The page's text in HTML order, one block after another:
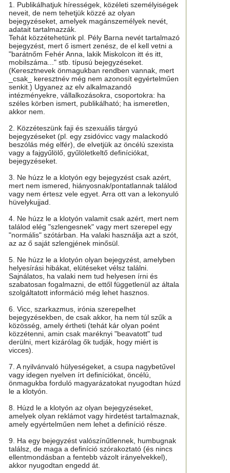
1. Publikálhatjuk hírességek, közéleti személyiségek
neveit, de nem tehetjük közzé az olyan
bejegyzéseket, amelyek magánszemélyek nevét,
adatait tartalmazzák.
Tehát közzétehetünk pl. Pély Barna nevét tartalmazó
bejegyzést, mert ő ismert zenész, de el kell vetni a
"barátnőm Fehér Anna, lakik Miskolcon itt és itt,
mobilszáma..." stb. típusú bejegyzéseket.
(Keresztnevek önmagukban rendben vannak, mert
_csak_ keresztnév még nem azonosít egyértelműen
senkit.) Ugyanez az elv alkalmazandó
intézményekre, vállalkozásokra, csoportokra: ha
széles körben ismert, publikálható; ha ismeretlen,
akkor nem.
2. Közzéteszünk faji és szexuális tárgyú
bejegyzéseket (pl. egy zsidóvicc vagy malackodó
beszólás még elfér), de elvetjük az öncélú szexista
vagy a fajgyűlölő, gyűlöletkeltő definíciókat,
bejegyzéseket.
3. Ne húzz le a klotyón egy bejegyzést csak azért,
mert nem ismered, hiányosnak/pontatlannak találod
vagy nem értesz vele egyet. Arra ott van a lekonyuló
hüvelykujjad.
4. Ne húzz le a klotyón valamit csak azért, mert nem
találod elég "szlengesnek" vagy mert szerepel egy
"normális" szótárban. Ha valaki használja azt a szót,
az az ő saját szlengjének minősül.
5. Ne húzz le a klotyón olyan bejegyzést, amelyben
helyesírási hibákat, elütéseket vélsz találni.
Sajnálatos, ha valaki nem tud helyesen írni és
szabatosan fogalmazni, de ettől függetlenül az általa
szolgáltatott információ még lehet hasznos.
6. Vicc, szarkazmus, irónia szerepelhet
bejegyzésekben, de csak akkor, ha nem túl szűk a
közösség, amely értheti (tehát kár olyan poént
közzétenni, amin csak maréknyi "beavatott" tud
derülni, mert kizárólag ők tudják, hogy miért is
vicces).
7. A nyilvánvaló hülyeségeket, a csupa nagybetűvel
vagy idegen nyelven írt definíciókat, öncélú,
önmagukba forduló magyarázatokat nyugodtan húzd
le a klotyón.
8. Húzd le a klotyón az olyan bejegyzéseket,
amelyek olyan reklámot vagy hirdetést tartalmaznak,
amely egyértelműen nem lehet a definíció része.
9. Ha egy bejegyzést valószínűtlennek, humbugnak
találsz, de maga a definíció szórakoztató (és nincs
ellentmondásban a fentebb vázolt irányelvekkel),
akkor nyugodtan engedd át.